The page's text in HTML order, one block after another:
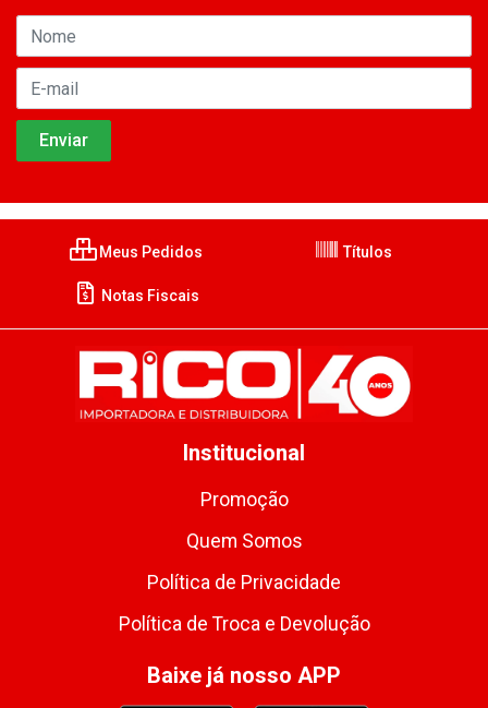
Meus Pedidos Títulos
Notas Fiscais
Institucional
Promoção
Quem Somos
Política de Privacidade
Política de Troca e Devolução
Baixe já nosso APP